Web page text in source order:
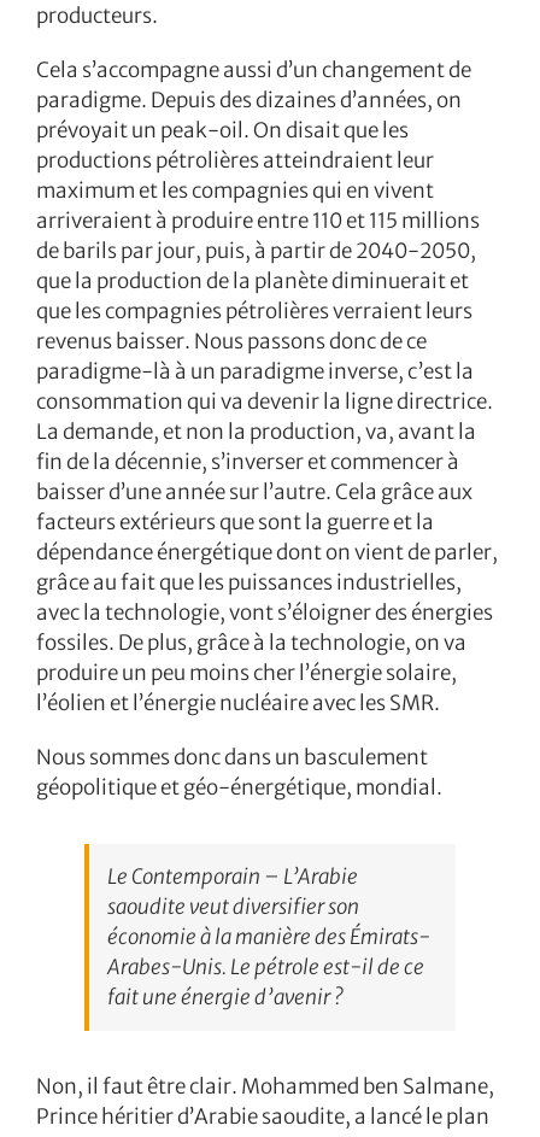
producteurs.
Cela s’accompagne aussi d’un changement de
paradigme. Depuis des dizaines d’années, on
prévoyait un peak-oil. On disait que les
productions pétrolières atteindraient leur
maximum et les compagnies qui en vivent
arriveraient à produire entre 110 et 115 millions
de barils par jour, puis, à partir de 2040-2050,
que la production de la planète diminuerait et
que les compagnies pétrolières verraient leurs
revenus baisser. Nous passons donc de ce
paradigme-là à un paradigme inverse, c’est la
consommation qui va devenir la ligne directrice.
La demande, et non la production, va, avant la
fin de la décennie, s’inverser et commencer à
baisser d’une année sur l’autre. Cela grâce aux
facteurs extérieurs que sont la guerre et la
dépendance énergétique dont on vient de parler,
grâce au fait que les puissances industrielles,
avec la technologie, vont s’éloigner des énergies
fossiles. De plus, grâce à la technologie, on va
produire un peu moins cher l’énergie solaire,
l’éolien et l’énergie nucléaire avec les SMR.
Nous sommes donc dans un basculement
géopolitique et géo-énergétique, mondial.
Le Contemporain – L’Arabie
saoudite veut diversifier son
économie à la manière des Émirats-
Arabes-Unis. Le pétrole est-il de ce
fait une énergie d’avenir ?
Non, il faut être clair. Mohammed ben Salmane,
Prince héritier d’Arabie saoudite, a lancé le plan